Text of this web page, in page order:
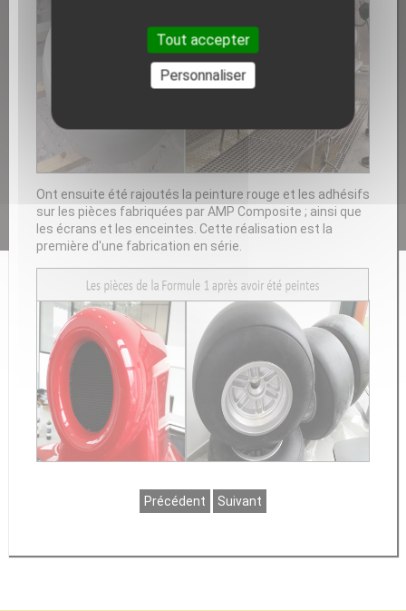
Ont ensuite été rajoutés la peinture rouge et les adhésifs
sur les pièces fabriquées par AMP Composite ; ainsi que
les écrans et les enceintes. Cette réalisation est la
première d'une fabrication en série.
Précédent Suivant
Tout accepter
Personnaliser